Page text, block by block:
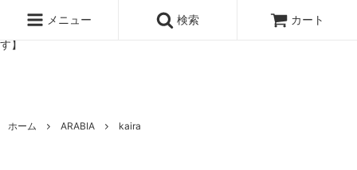
ッタのオンラインストア【アラビア,クイストゴーなどの北欧ヴィンテ
ージ食器,雅峰窯やソルテグラスジュエリーなどの作家の作品が並びま
す】
メニュー 検索 カート
ホーム ARABIA kaira